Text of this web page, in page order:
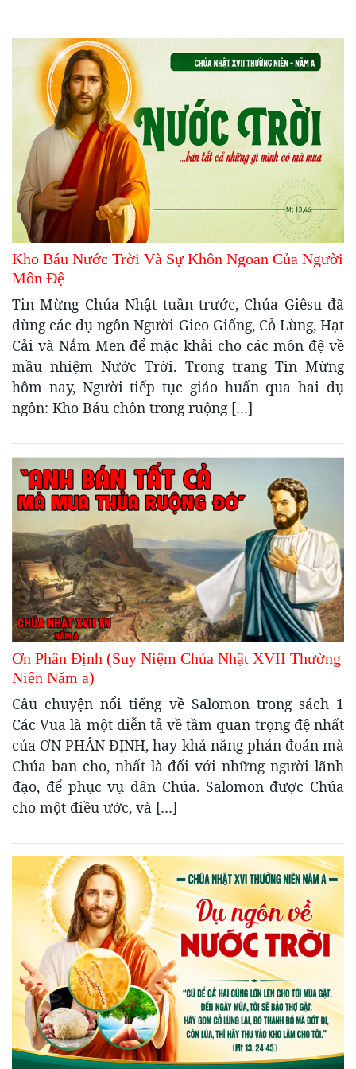
Kho Báu Nước Trời Và Sự Khôn Ngoan Của Người
Môn Đệ
Tin Mừng Chúa Nhật tuần trước, Chúa Giêsu đã
dùng các dụ ngôn Người Gieo Giống, Cỏ Lùng, Hạt
Cải và Nắm Men để mặc khải cho các môn đệ về
mầu nhiệm Nước Trời. Trong trang Tin Mừng
hôm nay, Người tiếp tục giáo huấn qua hai dụ
ngôn: Kho Báu chôn trong ruộng […]
Ơn Phân Định (Suy Niệm Chúa Nhật XVII Thường
Niên Năm a)
Câu chuyện nổi tiếng về Salomon trong sách 1
Các Vua là một diễn tả về tầm quan trọng đệ nhất
của ƠN PHÂN ĐỊNH, hay khả năng phán đoán mà
Chúa ban cho, nhất là đối với những người lãnh
đạo, để phục vụ dân Chúa. Salomon được Chúa
cho một điều ước, và […]